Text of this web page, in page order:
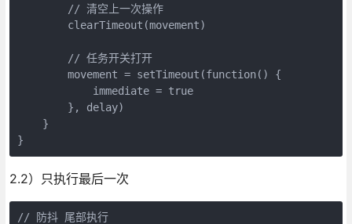
        // 清空上一次操作
        clearTimeout(movement)
        // 任务开关打开
        movement = setTimeout(function() {
            immediate = true
        }, delay)
    }
}
2.2）只执行最后一次
// 防抖 尾部执行